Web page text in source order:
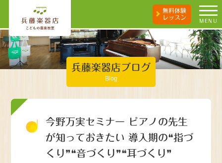
無料体験
レッスン
MENU
兵藤楽器店ブログ
Blog
今野万実セミナー ピアノの先生
が知っておきたい 導入期の❝指づ
くり❞❝音づくり❞❝耳づくり❞